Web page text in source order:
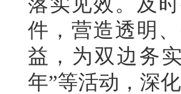
件，营造透明
益，为双边务
年”等活动，深